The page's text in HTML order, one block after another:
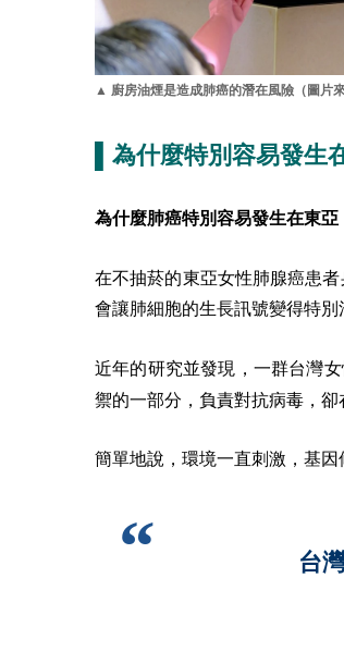
▲ 廚房油煙是造成肺癌的潛在風險（圖片
▌為什麼特別容易發生
為什麼肺癌特別容易發生在東亞
在不抽菸的東亞女性肺腺癌患
會讓肺細胞的生長訊號變得特別
近年的研究並發現，一群台灣
禦的一部分，負責對抗病毒，
簡單地說，環境一直刺激，基因
台